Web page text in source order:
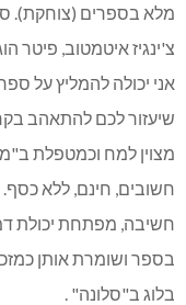
מלא בספרים (צוחקת).
צ'ינגיז איטמטוב, פיטר
אני יכולה להמליץ על
שיעזור לכם להתאהב
מצוין למח וכמטפלת
חשובים, חינם, ללא כסף.
חשיבה, מפתחת יכולת
בספר ושומרת אותן
בלוג ב"סלונה" .